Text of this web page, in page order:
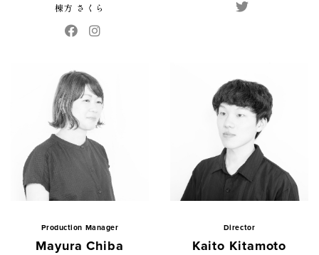
棟方 さくら
Production Manager
Mayura Chiba
Director
Kaito Kitamoto